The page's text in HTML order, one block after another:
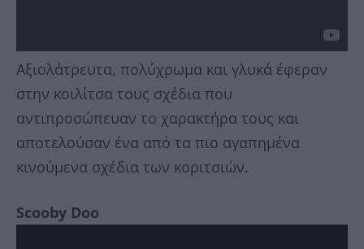
Αξιολάτρευτα, πολύχρωμα και γλυκά έφεραν
στην κοιλίτσα τους σχέδια που
αντιπροσώπευαν το χαρακτήρα τους και
αποτελούσαν ένα από τα πιο αγαπημένα
κινούμενα σχέδια των κοριτσιών.
Scooby Doo